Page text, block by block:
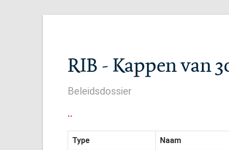
RIB - Kappen van
Beleidsdossier
..
Type Naam